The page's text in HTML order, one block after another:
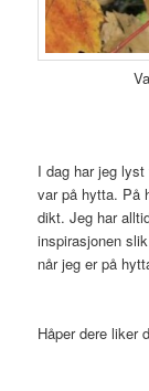
I dag har jeg
var på hytta. På
dikt. Jeg har
inspirasjonen
når jeg er på
Håper dere liker